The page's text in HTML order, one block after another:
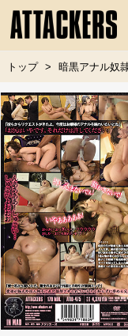
トップ 暗黒アナル奴